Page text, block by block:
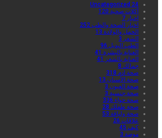
Uncategorized 24
أكلات صحية 120
اخبار 7
اخبار الصحة والطب 252
الحمل والولادة 13
الشعر 3
الطب البديل 96
العناية بالبشرة 41
العناية بالشعر
41
جمالك 8
صحة ادم 318
صحة الأسنان 13
صحة العيون 3
صحة جنسية 3
صحة حواء 336
صحة طفلك 28
صحة ولياقة 53
علاقات 26
كيف 45
موضة 3